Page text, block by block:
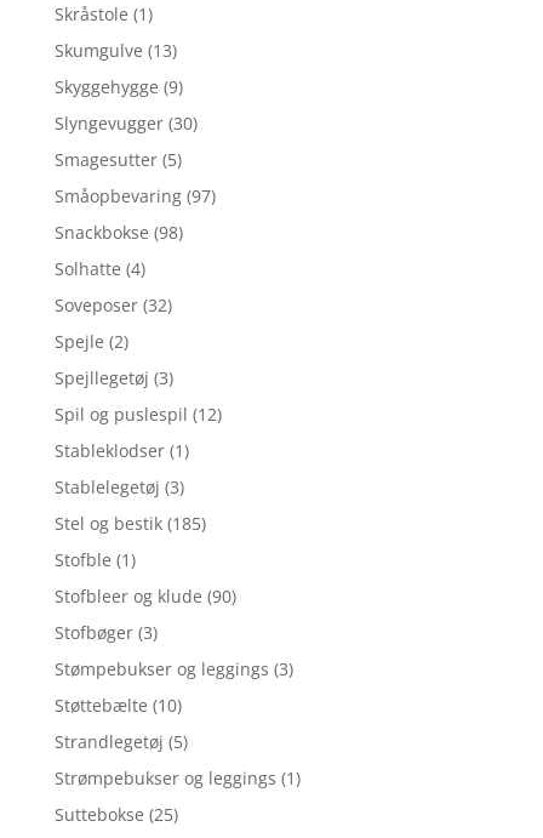
Skråstole (1)
Skumgulve (13)
Skyggehygge (9)
Slyngevugger (30)
Smagesutter (5)
Småopbevaring (97)
Snackbokse (98)
Solhatte (4)
Soveposer (32)
Spejle (2)
Spejllegetøj (3)
Spil og puslespil (12)
Stableklodser (1)
Stablelegetøj (3)
Stel og bestik (185)
Stofble (1)
Stofbleer og klude (90)
Stofbøger (3)
Stømpebukser og leggings (3)
Støttebælte (10)
Strandlegetøj (5)
Strømpebukser og leggings (1)
Suttebokse (25)